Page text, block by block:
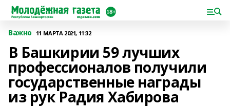
Важно 11 МАРТА 2021, 11:32
В Башкирии 59 лучших
профессионалов получили
государственные награды
из рук Радия Хабирова